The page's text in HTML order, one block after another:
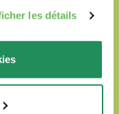
les détails